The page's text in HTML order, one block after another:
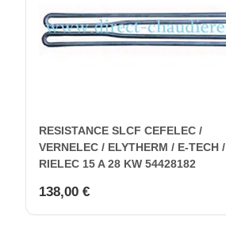
RESISTANCE SLCF CEFELEC /
VERNELEC / ELYTHERM / E-TECH /
RIELEC 15 A 28 KW 54428182
138,00 €